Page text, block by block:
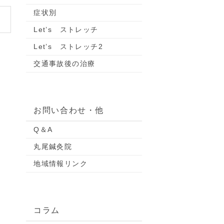
症状別
Let’s ストレッチ
Let’s ストレッチ2
交通事故後の治療
お問い合わせ・他
Q＆A
丸尾鍼灸院
地域情報リンク
コラム